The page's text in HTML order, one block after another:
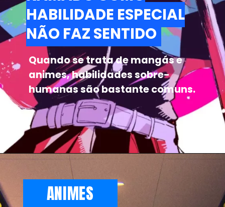
HABILIDADE ESPECIAL
NÃO FAZ SENTIDO
HABILIDADE ESPECIAL
NÃO FAZ SENTIDO
Quando se trata de mangás e
animes, habilidades sobre-
humanas são bastante comuns.
ANIMES